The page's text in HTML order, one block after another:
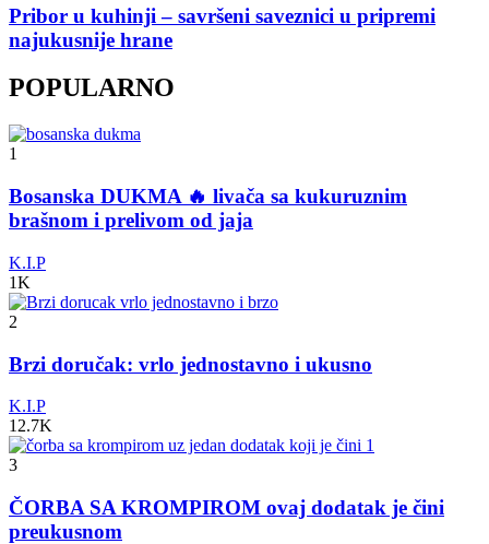
Pribor u kuhinji – savršeni saveznici u pripremi
najukusnije hrane
POPULARNO
1
Bosanska DUKMA 🔥 livača sa kukuruznim
brašnom i prelivom od jaja
K.I.P
1K
2
Brzi doručak: vrlo jednostavno i ukusno
K.I.P
12.7K
3
ČORBA SA KROMPIROM ovaj dodatak je čini
preukusnom